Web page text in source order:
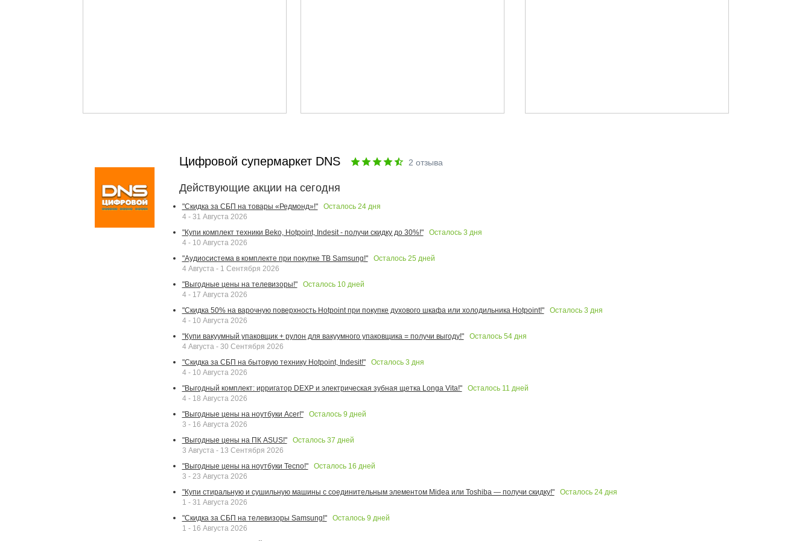
Цифровой супермаркет DNS 2 отзыва
Действующие акции на сегодня
"Скидка за СБП на товары «Редмонд»!" Осталось 24дня
4 - 31 Августа 2026
"Купи комплект техники Beko, Hotpoint, Indesit - получи скидку до 30%!"
Осталось 3 дня
4 - 10 Августа 2026
"Аудиосистема в комплекте при покупке ТВ Samsung!"
Осталось 25 дней
4 Августа - 1 Сентября 2026
"Выгодные цены на телевизоры!"
Осталось 10дней
4 - 17 Августа 2026
"Скидка 50% на варочную поверхность Hotpoint при покупке духового шкафа или холодильника Hotpoint!"
Осталось 3 дня
4 - 10 Августа 2026
"Купи вакуумный упаковщик + рулон для вакуумного упаковщика = получи выгоду!"
Осталось 54дня
4 Августа - 30 Сентября 2026
"Скидка за СБП на бытовую технику Hotpoint, Indesit!"
Осталось 3 дня
4 - 10 Августа 2026
"Выгодный комплект: ирригатор DEXP и электрическая зубная щетка Longa Vita!"
Осталось 11 дней
4 - 18 Августа 2026
"Выгодные цены на ноутбуки Acer!"
Осталось 9 дней
3 - 16 Августа 2026
"Выгодные цены на ПК ASUS!"
Осталось 37 дней
3 Августа - 13 Сентября 2026
"Выгодные цены на ноутбуки Tecno!"
Осталось 16 дней
3 - 23 Августа 2026
"Купи стиральную и сушильную машины с соединительным элементом Midea или Toshiba — получи скидку!"
Осталось 24дня
1 - 31 Августа 2026
"Скидка за СБП на телевизоры Samsung!"
Осталось 9 дней
1 - 16 Августа 2026